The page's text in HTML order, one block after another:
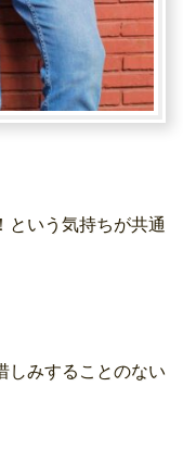
という気持ちが共通
しみすることのない